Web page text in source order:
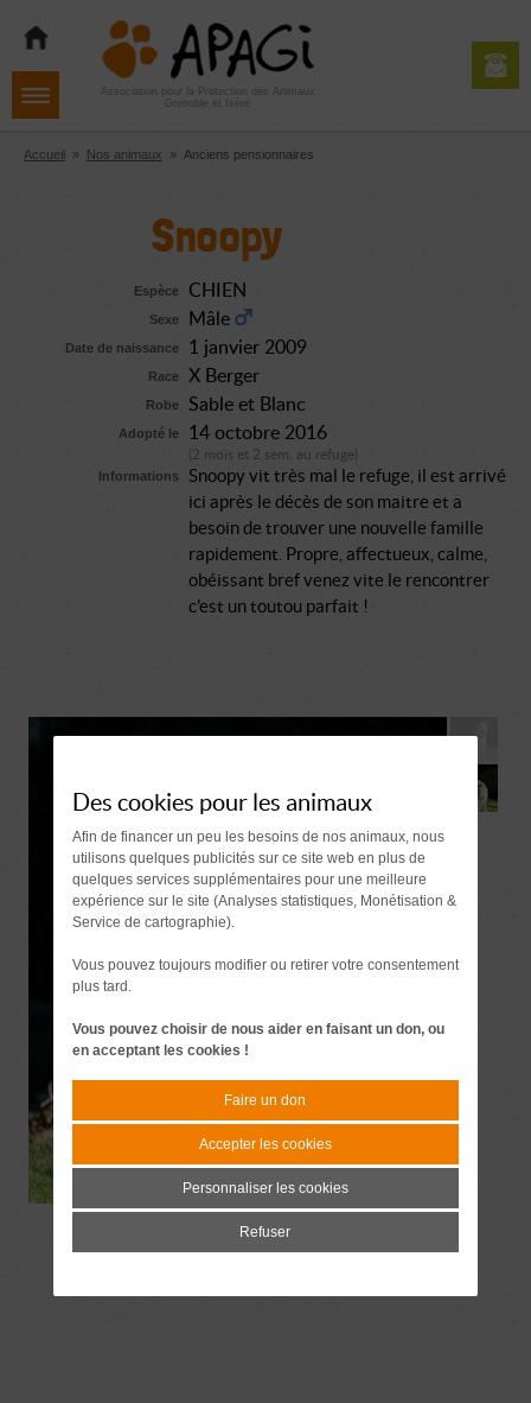
navigation
contenu
Aller
pied
de
Association pour la Protection des Animaux
Grenoble et Isère
Accueil » Nos animaux » Anciens pensionnaires
Snoopy
Espèce CHIEN
Sexe Mâle
Date de naissance 1 janvier 2009
Race X Berger
Robe Sable et Blanc
Adopté le 14 octobre 2016
(2 mois et 2 sem. au refuge)
Informations
Snoopy vit très mal le refuge, il est arrivé
ici après le décès de son maitre et a
besoin de trouver une nouvelle famille
rapidement. Propre, affectueux, calme,
obéissant bref venez vite le rencontrer
c'est un toutou parfait !
Des cookies pour les animaux
Afin de financer un peu les besoins de nos animaux, nous
utilisons quelques publicités sur ce site web en plus de
quelques services supplémentaires pour une meilleure
expérience sur le site (Analyses statistiques, Monétisation &
Service de cartographie).
Vous pouvez toujours modifier ou retirer votre consentement
plus tard.
Vous pouvez choisir de nous aider en faisant un don, ou
en acceptant les cookies !
Faire un don
Accepter les cookies
Personnaliser les cookies
Refuser